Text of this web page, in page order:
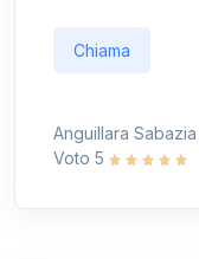
Chiama
Anguillara Sabazia
Voto 5